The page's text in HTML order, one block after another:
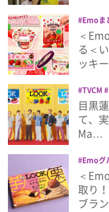
カフェ・グルメ
エンタメ
ライフスタイル
プレゼント
インタビュー
フィルム
Emoま
お菓子
ギンビ
プレミア
実のフ
＜
る＜
ッキ
TVCM
不二家
目黒
て、
Ma…
Emoグ
チョコ
＜
取り
ブラ